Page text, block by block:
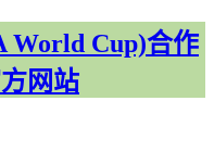
World Cup)合作
网站